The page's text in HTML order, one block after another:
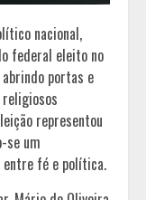
nacional,
federal eleito no
portas e
representou
se um
entre fé e política.